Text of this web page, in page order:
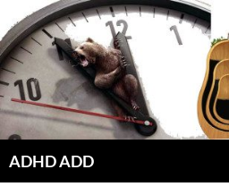
Hoppa
till
innehåll
ADHD ADD